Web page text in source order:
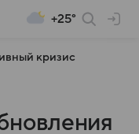
+25°
кризис